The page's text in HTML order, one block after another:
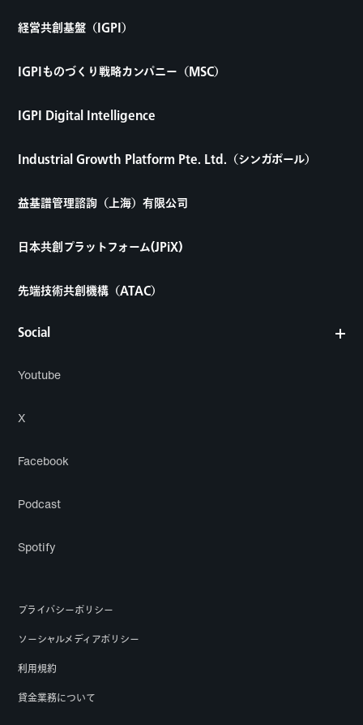
Social
Youtube
X
Facebook
Podcast
Spotify
経営共創基盤（IGPI）
IGPIものづくり戦略カンパニー（MSC）
IGPI Digital Intelligence
Industrial Growth Platform Pte. Ltd.（シンガポール）
益基譜管理諮詢（上海）有限公司
日本共創プラットフォーム(JPiX)
先端技術共創機構（ATAC）
プライバシーポリシー
ソーシャルメディアポリシー
利用規約
貸金業務について